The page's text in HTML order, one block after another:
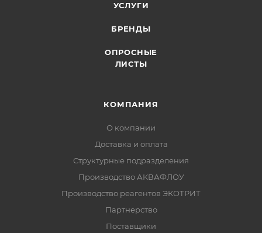
УСЛУГИ
БРЕНДЫ
ОПРОСНЫЕ
ЛИСТЫ
КОМПАНИЯ
О компании
Доставка и оплата
Структурные подразделения
Производство АКВАФЛОУ
Производство реагентов ЭКОТРИТ
Партнерство
Поставщики